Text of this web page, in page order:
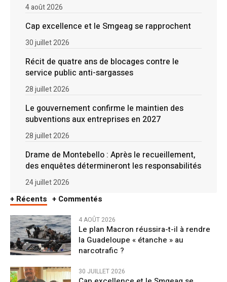
4 août 2026
Cap excellence et le Smgeag se rapprochent
30 juillet 2026
Récit de quatre ans de blocages contre le
service public anti-sargasses
28 juillet 2026
Le gouvernement confirme le maintien des
subventions aux entreprises en 2027
28 juillet 2026
Drame de Montebello : Après le recueillement,
des enquêtes détermineront les responsabilités
24 juillet 2026
+ Récents + Commentés
4 AOÛT 2026
Le plan Macron réussira-t-il à rendre
la Guadeloupe « étanche » au
narcotrafic ?
30 JUILLET 2026